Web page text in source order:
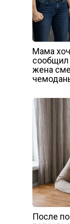
Мама
сообщил
жена
После